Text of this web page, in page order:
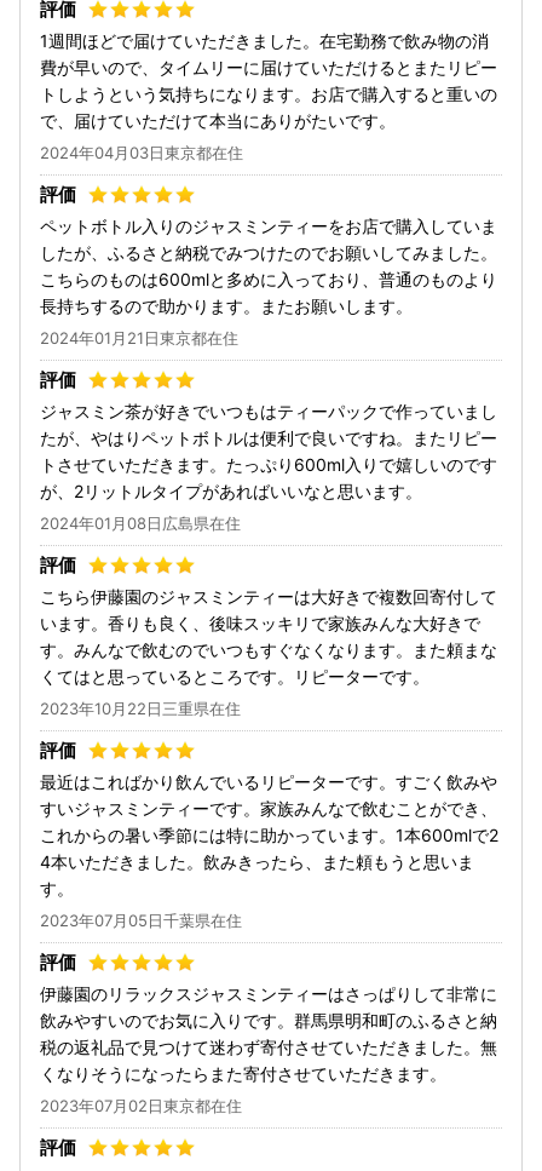
1週間ほどで届けていただきました。在宅勤務で飲み物の消
費が早いので、タイムリーに届けていただけるとまたリピー
トしようという気持ちになります。お店で購入すると重いの
で、届けていただけて本当にありがたいです。
2024年04月03日東京都在住
ペットボトル入りのジャスミンティーをお店で購入していま
したが、ふるさと納税でみつけたのでお願いしてみました。
こちらのものは600mlと多めに入っており、普通のものより
長持ちするので助かります。またお願いします。
2024年01月21日東京都在住
ジャスミン茶が好きでいつもはティーパックで作っていまし
たが、やはりペットボトルは便利で良いですね。またリピー
トさせていただきます。たっぷり600ml入りで嬉しいのです
が、2リットルタイプがあればいいなと思います。
2024年01月08日広島県在住
こちら伊藤園のジャスミンティーは大好きで複数回寄付して
います。香りも良く、後味スッキリで家族みんな大好きで
す。みんなで飲むのでいつもすぐなくなります。また頼まな
くてはと思っているところです。リピーターです。
2023年10月22日三重県在住
最近はこればかり飲んでいるリピーターです。すごく飲みや
すいジャスミンティーです。家族みんなで飲むことができ、
これからの暑い季節には特に助かっています。1本600mlで2
4本いただきました。飲みきったら、また頼もうと思いま
す。
2023年07月05日千葉県在住
伊藤園のリラックスジャスミンティーはさっぱりして非常に
飲みやすいのでお気に入りです。群馬県明和町のふるさと納
税の返礼品で見つけて迷わず寄付させていただきました。無
くなりそうになったらまた寄付させていただきます。
2023年07月02日東京都在住